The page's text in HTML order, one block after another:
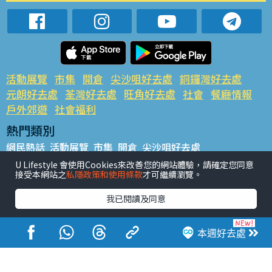
本週好去處
活動展覽 市集 開倉 尖沙咀好去處 銅鑼灣好去處
元朗好去處 荃灣好去處 旺角好去處 社會 餐廳情報
戶外郊遊 社會福利
熱門類別
網民熱話 活動展覽 市集 開倉 尖沙咀好去處
銅鑼灣好去處 元朗好去處 荃灣好去處 旺角好去處 社會
餐廳情報 戶外郊遊
熱門標籤
#UGO搵好去處 #人氣活動推介 #美食社群熱話
#親子玩樂好去處
#ULifestyle應用程式
#限時搶
#UJetso禮物放送
#ULifestyle商戶中心 #著數 #網絡熱話
U Lifestyle 會使用Cookies來改善您的網站體驗，請確定您同意
接受本網站之私隱政策和使用條款才可繼續瀏覽。
我已閱讀及同意